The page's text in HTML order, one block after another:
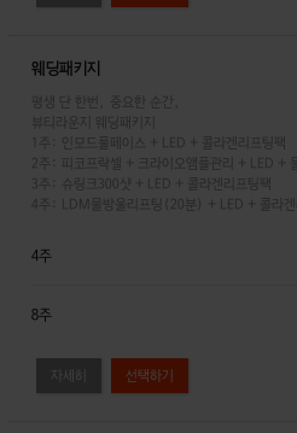
웨딩패키지
평생 단 한번, 중요한 순간,
뷰티라운지 웨딩패키지
1주: 인모드풀페이스 + LED + 콜라겐리프팅팩
2주: 피코프락셀 + 크라이오앰플관리 + LED +
3주: 슈링크300샷 + LED + 콜라겐리프팅팩
4주: LDM물방울리프팅(20분) + LED + 콜라겐
자세히
4주
8주